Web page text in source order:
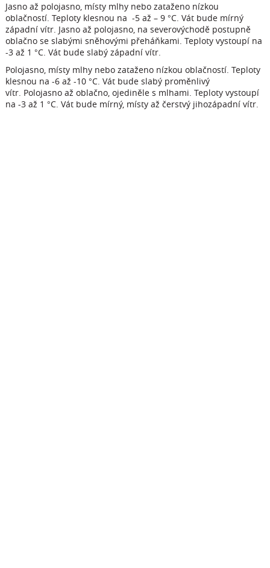
Jasno až polojasno, místy mlhy nebo zataženo nízkou
oblačností. Teploty klesnou na -5 až – 9 °C. Vát bude mírný
západní vítr. Jasno až polojasno, na severovýchodě postupně
oblačno se slabými sněhovými přeháňkami. Teploty vystoupí na
-3 až 1 °C. Vát bude slabý západní vítr.
Polojasno, místy mlhy nebo zataženo nízkou oblačností. Teploty
klesnou na -6 až -10 °C. Vát bude slabý proměnlivý
vítr. Polojasno až oblačno, ojediněle s mlhami. Teploty vystoupí
na -3 až 1 °C. Vát bude mírný, místy až čerstvý jihozápadní vítr.